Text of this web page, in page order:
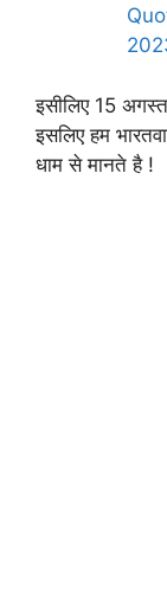
इसीलिए 15
इसलिए हम
धाम से मानते है !